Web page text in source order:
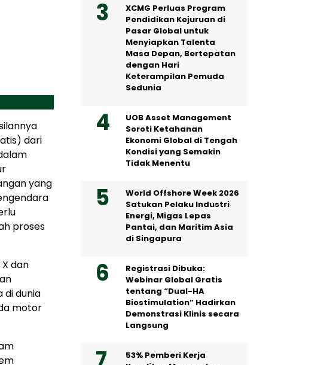
dari
yang
proses
dan
di dunia
motor
XCMG Perluas Program
Pendidikan Kejuruan di
Pasar Global untuk
Menyiapkan Talenta
Masa Depan, Bertepatan
dengan Hari
Keterampilan Pemuda
Sedunia
UOB Asset Management
Soroti Ketahanan
Ekonomi Global di Tengah
Kondisi yang Semakin
Tidak Menentu
World Offshore Week 2026
Satukan Pelaku Industri
Energi, Migas Lepas
Pantai, dan Maritim Asia
di Singapura
Registrasi Dibuka:
Webinar Global Gratis
tentang “Dual-HA
Biostimulation” Hadirkan
Demonstrasi Klinis secara
Langsung
53% Pemberi Kerja